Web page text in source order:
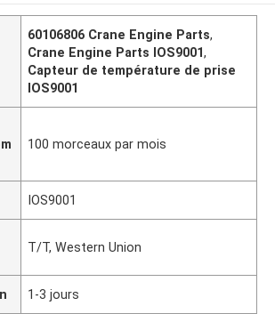
60106806 Crane Engine Parts,
Crane Engine Parts IOS9001,
Capteur de température de prise
IOS9001
100 morceaux par mois
IOS9001
T/T, Western Union
1-3 jours